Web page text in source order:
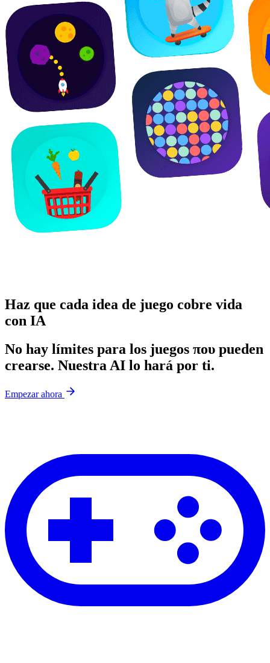
Haz que cada idea de juego cobre vida
con IA
No hay límites para los juegos που pueden
crearse. Nuestra AI lo hará por ti.
Empezar ahora